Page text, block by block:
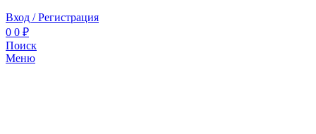
Вход / Регистрация
0 0 ₽
Поиск
Меню